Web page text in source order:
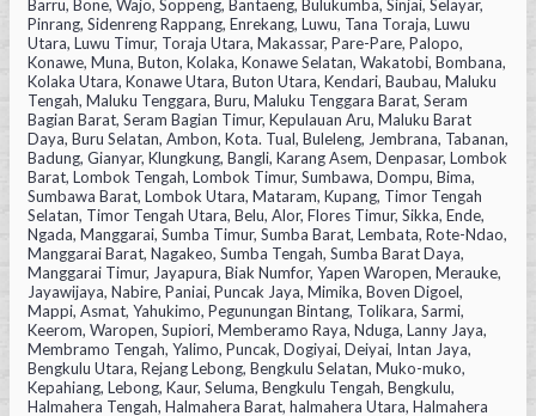
Barru, Bone, Wajo, Soppeng, Bantaeng, Bulukumba, Sinjai, Selayar,
Pinrang, Sidenreng Rappang, Enrekang, Luwu, Tana Toraja, Luwu
Utara, Luwu Timur, Toraja Utara, Makassar, Pare-Pare, Palopo,
Konawe, Muna, Buton, Kolaka, Konawe Selatan, Wakatobi, Bombana,
Kolaka Utara, Konawe Utara, Buton Utara, Kendari, Baubau, Maluku
Tengah, Maluku Tenggara, Buru, Maluku Tenggara Barat, Seram
Bagian Barat, Seram Bagian Timur, Kepulauan Aru, Maluku Barat
Daya, Buru Selatan, Ambon, Kota. Tual, Buleleng, Jembrana, Tabanan,
Badung, Gianyar, Klungkung, Bangli, Karang Asem, Denpasar, Lombok
Barat, Lombok Tengah, Lombok Timur, Sumbawa, Dompu, Bima,
Sumbawa Barat, Lombok Utara, Mataram, Kupang, Timor Tengah
Selatan, Timor Tengah Utara, Belu, Alor, Flores Timur, Sikka, Ende,
Ngada, Manggarai, Sumba Timur, Sumba Barat, Lembata, Rote-Ndao,
Manggarai Barat, Nagakeo, Sumba Tengah, Sumba Barat Daya,
Manggarai Timur, Jayapura, Biak Numfor, Yapen Waropen, Merauke,
Jayawijaya, Nabire, Paniai, Puncak Jaya, Mimika, Boven Digoel,
Mappi, Asmat, Yahukimo, Pegunungan Bintang, Tolikara, Sarmi,
Keerom, Waropen, Supiori, Memberamo Raya, Nduga, Lanny Jaya,
Membramo Tengah, Yalimo, Puncak, Dogiyai, Deiyai, Intan Jaya,
Bengkulu Utara, Rejang Lebong, Bengkulu Selatan, Muko-muko,
Kepahiang, Lebong, Kaur, Seluma, Bengkulu Tengah, Bengkulu,
Halmahera Tengah, Halmahera Barat, halmahera Utara, Halmahera